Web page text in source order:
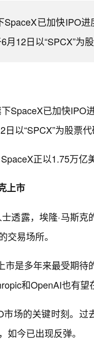
已加快IPO
月12日以“SPCX”为
SpaceX已加快IPO
以“SPCX”为股票
正以1.75万
上市
透露，埃隆·马斯
交易场所。
市是多年来最受期
和OpenAI也有
市场的关键时刻。
如今已出现反弹。